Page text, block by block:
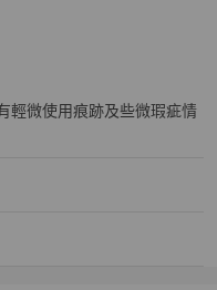
照片有拍出）
輕微使用痕跡及些微瑕疵情